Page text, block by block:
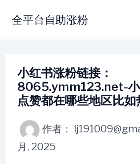
全平台自助涨粉
小红书涨粉链接：
8065.ymm123.net-小
点赞都在哪些地区比如
作者：
月, 2025